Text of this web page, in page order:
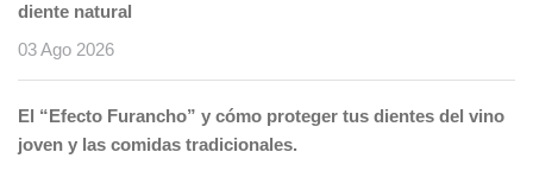
diente natural
03 Ago 2026
El “Efecto Furancho” y cómo proteger tus dientes del vino
joven y las comidas tradicionales.